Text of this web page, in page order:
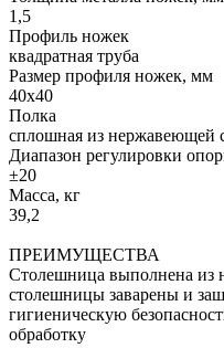
1,5
Профиль ножек
квадратная труба
Размер профиля ножек, мм
40х40
Полка
сплошная из нержавеющей
Диапазон регулировки
±20
Масса, кг
39,2
ПРЕИМУЩЕСТВА
Столешница выполнена из
столешницы заварены и
гигиеническую
обработку